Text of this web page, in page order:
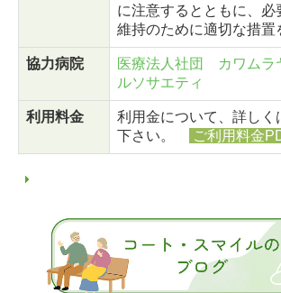
に注意するとともに、必
維持のために適切な措置
協力病院
医療法人社団 カワムラ
ルソサエティ
利用料金
利用金について、詳しく
下さい。
ご利用料金